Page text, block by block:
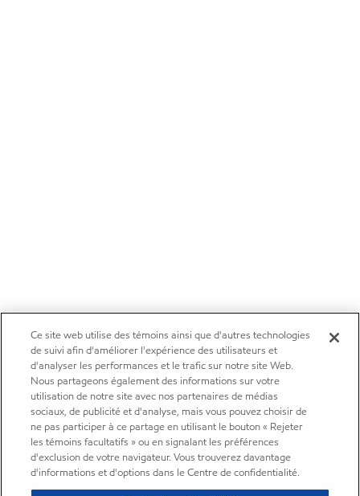
Ce site web utilise des témoins ainsi que d'autres technologies
de suivi afin d'améliorer l'expérience des utilisateurs et
d'analyser les performances et le trafic sur notre site Web.
Nous partageons également des informations sur votre
utilisation de notre site avec nos partenaires de médias
sociaux, de publicité et d'analyse, mais vous pouvez choisir de
ne pas participer à ce partage en utilisant le bouton « Rejeter
les témoins facultatifs » ou en signalant les préférences
d'exclusion de votre navigateur. Vous trouverez davantage
d'informations et d'options dans le Centre de confidentialité.